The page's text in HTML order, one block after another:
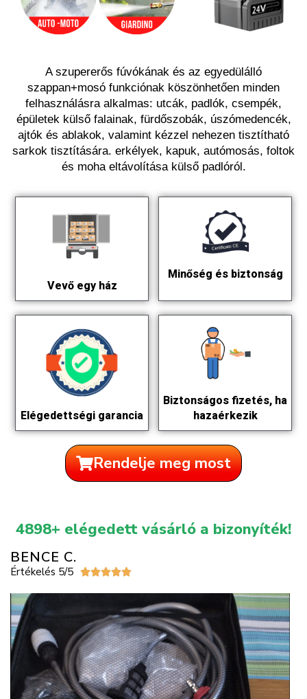
A szupererős fúvókának és az egyedülálló
szappan+mosó funkciónak köszönhetően minden
felhasználásra alkalmas: utcák, padlók, csempék,
épületek külső falainak, fürdőszobák, úszómedencék,
ajtók és ablakok, valamint kézzel nehezen tisztítható
sarkok tisztítására. erkélyek, kapuk, autómosás, foltok
és moha eltávolítása külső padlóról.
Vevő egy ház
Minőség és biztonság
Elégedettségi garancia
Biztonságos fizetés, ha
hazaérkezik
Rendelje meg most
4898+ elégedett vásárló a bizonyíték!
BENCE C.
Értékelés 5/5 